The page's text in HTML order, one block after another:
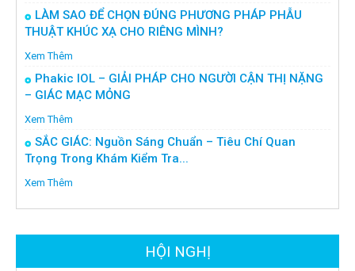
LÀM SAO ĐỂ CHỌN ĐÚNG PHƯƠNG PHÁP PHẪU
THUẬT KHÚC XẠ CHO RIÊNG MÌNH?
Xem Thêm
Phakic IOL – GIẢI PHÁP CHO NGƯỜI CẬN THỊ NẶNG
– GIÁC MẠC MỎNG
Xem Thêm
SẮC GIÁC: Nguồn Sáng Chuẩn – Tiêu Chí Quan
Trọng Trong Khám Kiểm Tra...
Xem Thêm
HỘI NGHỊ